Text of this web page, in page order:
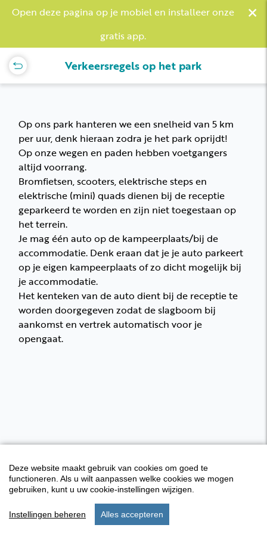
Open deze pagina op je mobiel en installeer onze
gratis app.
×
Verkeersregels op het park
Op ons park hanteren we een snelheid van 5 km
per uur, denk hieraan zodra je het park oprijdt!
Op onze wegen en paden hebben voetgangers
altijd voorrang.
Bromfietsen, scooters, elektrische steps en
elektrische (mini) quads dienen bij de receptie
geparkeerd te worden en zijn niet toegestaan op
het terrein.
Je mag één auto op de kampeerplaats/bij de
accommodatie. Denk eraan dat je je auto parkeert
op je eigen kampeerplaats of zo dicht mogelijk bij
je accommodatie.
Het kenteken van de auto dient bij de receptie te
worden doorgegeven zodat de slagboom bij
aankomst en vertrek automatisch voor je
opengaat.
start verblijf instellingen
Deze website maakt gebruik van cookies om goed te
functioneren. Als u wilt aanpassen welke cookies we mogen
gebruiken, kunt u uw cookie-instellingen wijzigen.
Instellingen beheren Alles accepteren